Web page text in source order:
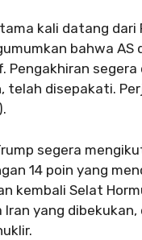
kali datang dari
bahwa
Pengakhiran
telah disepakati.
segera
14 poin yang
kembali Selat
yang